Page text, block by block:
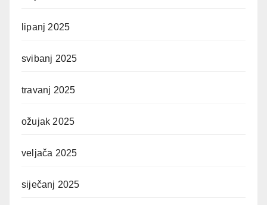
lipanj 2025
svibanj 2025
travanj 2025
ožujak 2025
veljača 2025
siječanj 2025